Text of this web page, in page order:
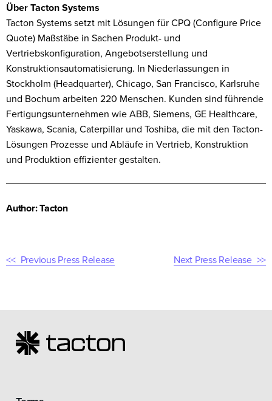
Über Tacton Systems
Tacton Systems setzt mit Lösungen für CPQ (Configure Price
Quote) Maßstäbe in Sachen Produkt- und
Vertriebskonfiguration, Angebotserstellung und
Konstruktionsautomatisierung. In Niederlassungen in
Stockholm (Headquarter), Chicago, San Francisco, Karlsruhe
und Bochum arbeiten 220 Menschen. Kunden sind führende
Fertigungsunternehmen wie ABB, Siemens, GE Healthcare,
Yaskawa, Scania, Caterpillar und Toshiba, die mit den Tacton-
Lösungen Prozesse und Abläufe in Vertrieb, Konstruktion
und Produktion effizienter gestalten.
Author: Tacton
Previous Press Release Next Press Release